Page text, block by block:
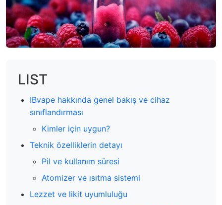
LIST
IBvape hakkında genel bakış ve cihaz
sınıflandırması
Kimler için uygun?
Teknik özelliklerin detayı
Pil ve kullanım süresi
Atomizer ve ısıtma sistemi
Lezzet ve likit uyumluluğu